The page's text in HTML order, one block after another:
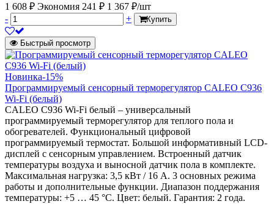
1 608 ₽ Экономия 241 ₽ 1 367 ₽/шт
-
+ Купить
Быстрый просмотр
Новинка-15%
Программируемый сенсорный терморегулятор CALEO С936
Wi-Fi (белый)
CALEO С936 Wi-Fi белый – универсальный
программируемый терморегулятор для теплого пола и
обогревателей. Функциональный цифровой
программируемый термостат. Большой информативный LCD-
дисплей с сенсорным управлением. Встроенный датчик
температуры воздуха и выносной датчик пола в комплекте.
Максимальная нагрузка: 3,5 кВт / 16 А. 3 основных режима
работы и дополнительные функции. Диапазон поддержания
температуры: +5 … 45 °С. Цвет: белый. Гарантия: 2 года.